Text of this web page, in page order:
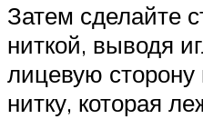
Затем сделайте
ниткой, выводя
лицевую
нитку, которая